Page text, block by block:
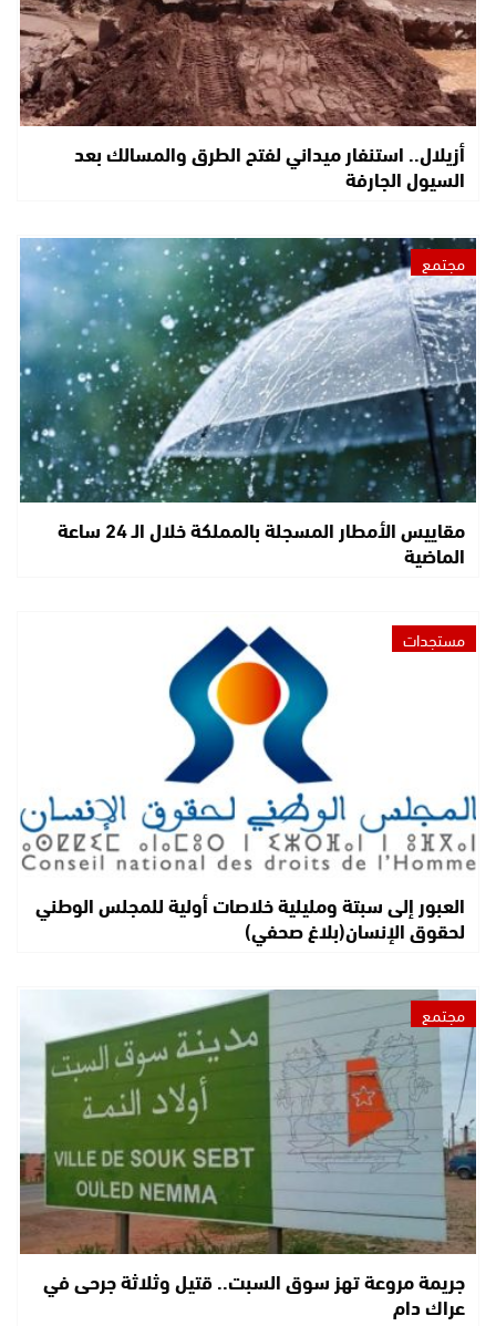
أزيلال.. استنفار ميداني لفتح الطرق والمسالك بعد
السيول الجارفة
مجتمع
مقاييس الأمطار المسجلة بالمملكة خلال الـ 24 ساعة
الماضية
مستجدات
العبور إلى سبتة ومليلية خلاصات أولية للمجلس الوطني
لحقوق الإنسان(بلاغ صحفي)
مجتمع
جريمة مروعة تهز سوق السبت.. قتيل وثلاثة جرحى في
عراك دام